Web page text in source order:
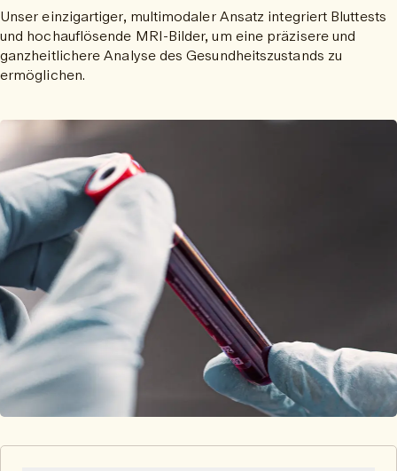
Unser einzigartiger, multimodaler Ansatz integriert Bluttests
und hochauflösende MRI-Bilder, um eine präzisere und
ganzheitlichere Analyse des Gesundheitszustands zu
ermöglichen.